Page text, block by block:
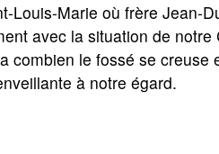
Louis-Marie où frère Jean-
avec la situation de
combien le fossé se creuse
à notre égard.